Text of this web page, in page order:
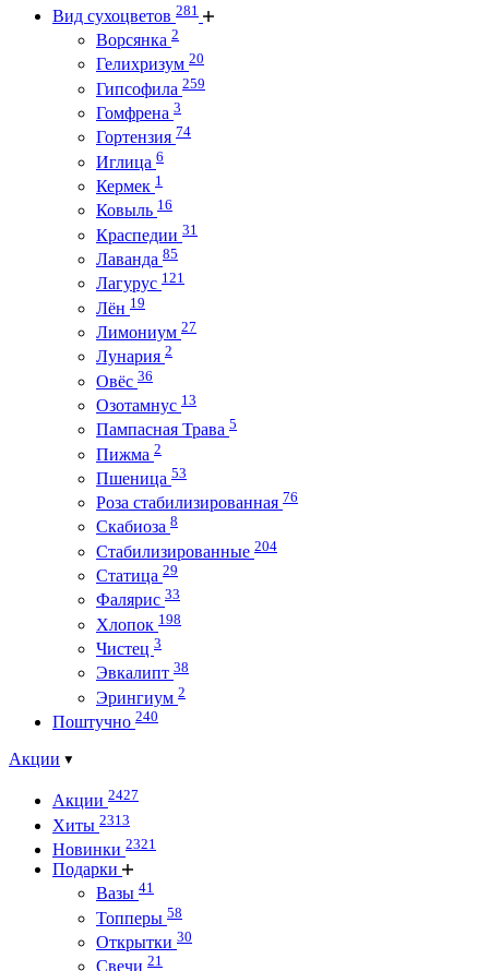
Вид сухоцветов 281
Ворсянка 2
Гелихризум 20
Гипсофила 259
Гомфрена 3
Гортензия 74
Иглица 6
Кермек 1
Ковыль 16
Краспедии 31
Лаванда 85
Лагурус 121
Лён 19
Лимониум 27
Лунария 2
Овёс 36
Озотамнус 13
Пампасная Трава 5
Пижма 2
Пшеница 53
Роза стабилизированная 76
Скабиоза 8
Стабилизированные 204
Статица 29
Фалярис 33
Хлопок 198
Чистец 3
Эвкалипт 38
Эрингиум 2
Поштучно 240
Акции
Акции 2427
Хиты 2313
Новинки 2321
Подарки
Вазы 41
Топперы 58
Открытки 30
Свечи 21